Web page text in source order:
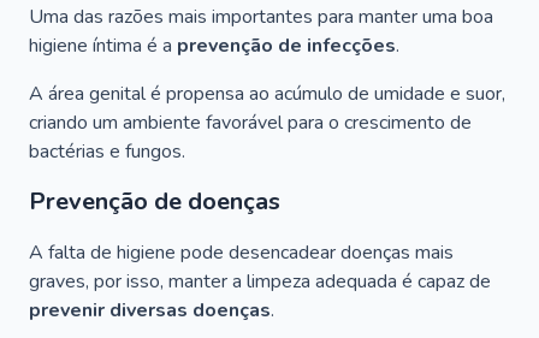
Uma das razões mais importantes para manter uma boa
higiene íntima é a prevenção de infecções.
A área genital é propensa ao acúmulo de umidade e suor,
criando um ambiente favorável para o crescimento de
bactérias e fungos.
Prevenção de doenças
A falta de higiene pode desencadear doenças mais
graves, por isso, manter a limpeza adequada é capaz de
prevenir diversas doenças.